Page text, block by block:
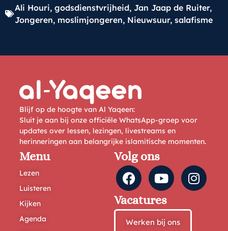
Ali Houri, godsdienstvrijheid, Jan Jaap de Ruiter,
Jongeren, moslimjongeren, Nieuwsuur, salafisme
Blijf op de hoogte van Al Yaqeen:
Sluit je aan bij onze officiële WhatsApp-groep voor
updates over lessen, lezingen, livestreams en
herinneringen aan belangrijke islamitische momenten.
Menu
Lezen
Luisteren
Kijken
Agenda
Volg ons
Vacatures
Werken bij ons